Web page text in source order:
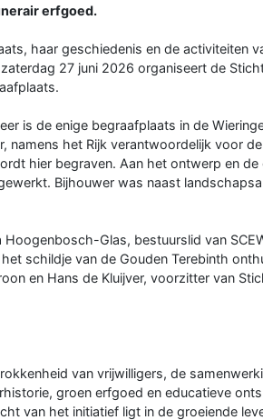
erfgoed.
haar geschiedenis en de activiteiten
27 juni 2026 organiseert de
is de enige begraafplaats in de
namens het Rijk verantwoordelijk voor
hier begraven. Aan het ontwerp en
Bijhouwer was naast
Glas, bestuurslid van
schildje van de Gouden Terebinth
en Hans de Kluijver, voorzitter van
van vrijwilligers, de
groen erfgoed en educatieve
van het initiatief ligt in de groeiende